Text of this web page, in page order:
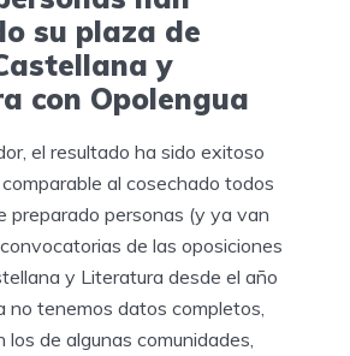
su plaza de
y
con Opolengua
el resultado ha sido exitoso
al cosechado todos
preparado personas (y ya van
de las oposiciones
y Literatura desde el año
no tenemos datos completos,
de algunas comunidades,